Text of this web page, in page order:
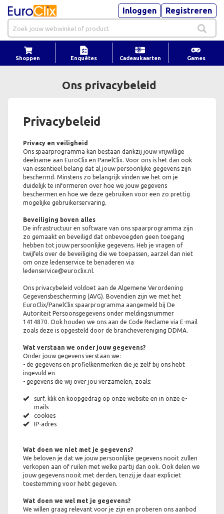
Inloggen Registreren
Shoppen Enquêtes Cadeaukaarten Games
Ons privacybeleid
Privacybeleid
Privacy en veiligheid
Ons spaarprogramma kan bestaan dankzij jouw vrijwillige
deelname aan EuroClix en PanelClix. Voor ons is het dan ook
van essentieel belang dat al jouw persoonlijke gegevens zijn
beschermd. Minstens zo belangrijk vinden we het om je
duidelijk te informeren over hoe we jouw gegevens
beschermen en hoe we deze gebruiken voor een zo prettig
mogelijke gebruikerservaring.
Beveiliging boven alles
De infrastructuur en software van ons spaarprogramma zijn
zo gemaakt en beveiligd dat onbevoegden geen toegang
hebben tot jouw persoonlijke gegevens. Heb je vragen of
twijfels over de beveiliging die we toepassen, aarzel dan niet
om onze ledenservice te benaderen via
ledenservice@euroclix.nl.
Ons privacybeleid voldoet aan de Algemene Verordening
Gegevensbescherming (AVG). Bovendien zijn we met het
EuroClix/PanelClix spaarprogramma aangemeld bij De
Autoriteit Persoonsgegevens onder meldingsnummer
1414870. Ook houden we ons aan de Code Reclame via E-mail
zoals deze is opgesteld door de branchevereniging DDMA.
Wat verstaan we onder jouw gegevens?
Onder jouw gegevens verstaan we:
- de gegevens en profielkenmerken die je zelf bij ons hebt
ingevuld en
- gegevens die wij over jou verzamelen, zoals:
surf, klik en koopgedrag op onze website en in onze e-
mails
cookies
IP-adres
Wat doen we niet met je gegevens?
We beloven je dat we jouw persoonlijke gegevens nooit zullen
verkopen aan of ruilen met welke partij dan ook. Ook delen we
jouw gegevens nooit met derden, tenzij je daar expliciet
toestemming voor hebt gegeven.
Wat doen we wel met je gegevens?
We willen graag relevant voor je zijn en proberen ons aanbod